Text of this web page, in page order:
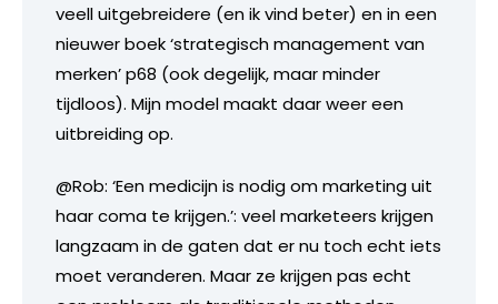
veell uitgebreidere (en ik vind beter) en in een
nieuwer boek ‘strategisch management van
merken’ p68 (ook degelijk, maar minder
tijdloos). Mijn model maakt daar weer een
uitbreiding op.
@Rob: ‘Een medicijn is nodig om marketing uit
haar coma te krijgen.’: veel marketeers krijgen
langzaam in de gaten dat er nu toch echt iets
moet veranderen. Maar ze krijgen pas echt